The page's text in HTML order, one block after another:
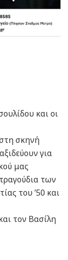
και οι
σκηνή
για
μας
των
του ’50 και
τον Βασίλη